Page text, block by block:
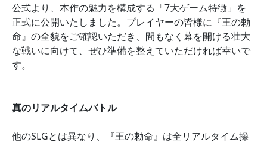
公式より、本作の魅力を構成する「7大ゲーム特徴」を
正式に公開いたしました。プレイヤーの皆様に『王の勅
命』の全貌をご確認いただき、間もなく幕を開ける壮大
な戦いに向けて、ぜひ準備を整えていただければ幸いで
す。
真のリアルタイムバトル
他のSLGとは異なり、『王の勅命』は全リアルタイム操